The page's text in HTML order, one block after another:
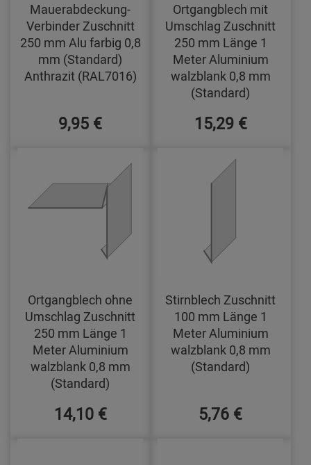
Mauerabdeckung-
Verbinder Zuschnitt
250 mm Alu farbig 0,8
mm (Standard)
Anthrazit (RAL7016)
9,95 €
Ortgangblech mit
Umschlag Zuschnitt
250 mm Länge 1
Meter Aluminium
walzblank 0,8 mm
(Standard)
15,29 €
Ortgangblech ohne
Umschlag Zuschnitt
250 mm Länge 1
Meter Aluminium
walzblank 0,8 mm
(Standard)
14,10 €
Stirnblech Zuschnitt
100 mm Länge 1
Meter Aluminium
walzblank 0,8 mm
(Standard)
5,76 €